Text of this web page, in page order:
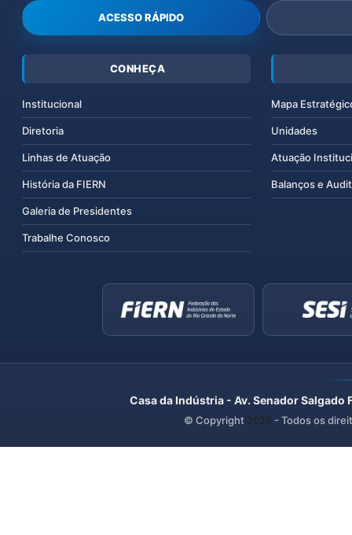
ACESSO RÁPIDO
CONHEÇA
Institucional
Diretoria
Linhas de Atuação
História da FIERN
Galeria de Presidentes
Trabalhe Conosco
Mapa
Unidades
Atuação
Balanços e
Casa da Indústria - Av. Senador
© Copyright 2026 - Todos os